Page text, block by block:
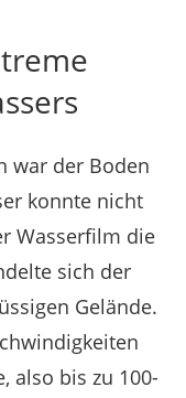
war der Boden
konnte nicht
Wasserfilm die
sich der
Gelände.
also bis zu 100-